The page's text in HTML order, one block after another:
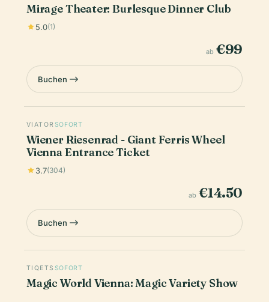
Mirage Theater: Burlesque Dinner Club
5.0(1)
ab €99
Buchen
VIATOR SOFORT
Wiener Riesenrad - Giant Ferris Wheel
Vienna Entrance Ticket
3.7(304)
ab €14.50
Buchen
TIQETS SOFORT
Magic World Vienna: Magic Variety Show